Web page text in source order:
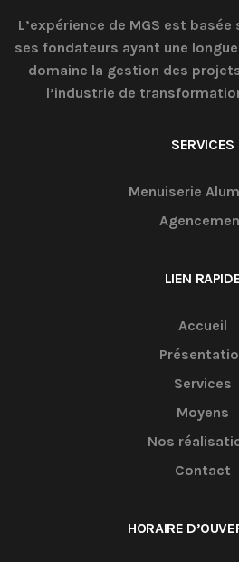
L’expérience de MGS est basée
ses fondateurs ayant une
domaine la gestion des
l’industrie de
SERVICES
Menuiserie
LIEN
Accueil
Services
Moyens
Nos
Contact
HORAIRE